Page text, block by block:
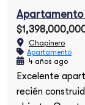
Chapinero
Apartamento
4 años ago
Excelente
recién